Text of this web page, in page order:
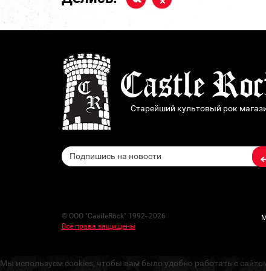
Старейший культовый рок
© ООО "CastleRock" 1992- 2026
Все права защищены
Мы используем cookies, чтобы вам было удобно работать с